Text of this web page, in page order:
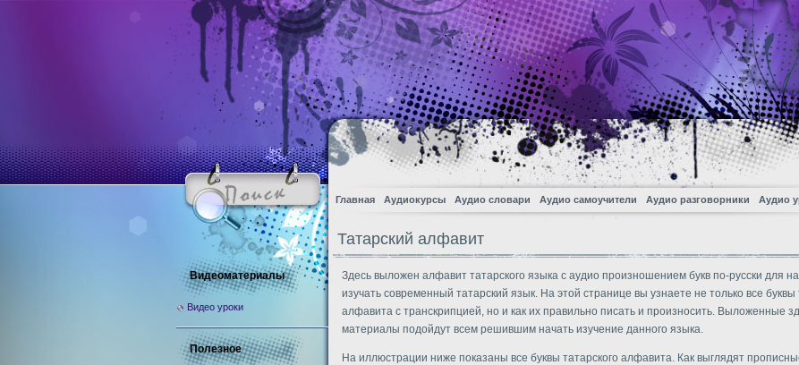
Главная Аудиокурсы Аудио словари Аудио самоучители Аудио разговорники Аудио
Татарский алфавит
Здесь выложен алфавит татарского языка с аудио произношением букв по-русски для
изучать современный татарский язык. На этой странице вы узнаете не только все буквы
алфавита с транскрипцией, но и как их правильно писать и произносить. Выложенные
материалы подойдут всем решившим начать изучение данного языка.
На иллюстрации ниже показаны все буквы татарского алфавита. Как выглядят
Видеоматериалы
Видео уроки
Полезное